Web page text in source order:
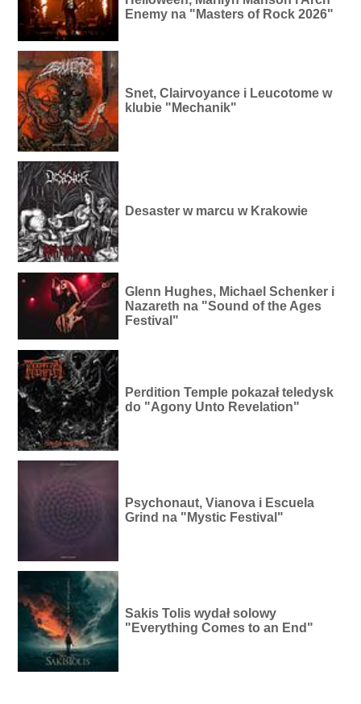
Enemy na "Masters of Rock 2026"
Snet, Clairvoyance i Leucotome w
klubie "Mechanik"
Desaster w marcu w Krakowie
Glenn Hughes, Michael Schenker i
Nazareth na "Sound of the Ages
Festival"
Perdition Temple pokazał teledysk
do "Agony Unto Revelation"
Psychonaut, Vianova i Escuela
Grind na "Mystic Festival"
Sakis Tolis wydał solowy
"Everything Comes to an End"